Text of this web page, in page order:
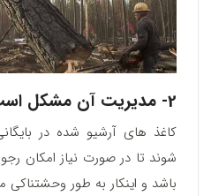
2- مدیریت آن مشکل است
کاغذ های آرشیو شده در
شوند تا در صورت نیاز امکان
باشد و اینکار به طور